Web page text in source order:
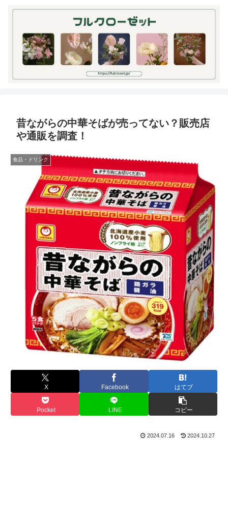
昔ながらの中華そばが売ってない？販売店
や通販を調査！
食品・ドリンク
X Facebook はてブ
Pocket LINE コピー
2024.07.16 2024.10.27